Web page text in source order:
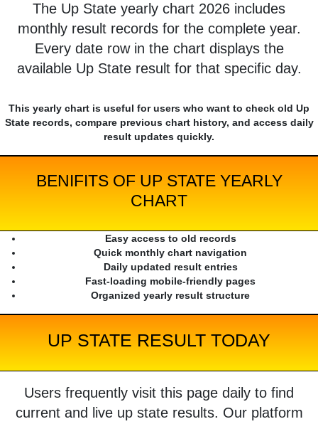
The Up State yearly chart 2026 includes
monthly result records for the complete year.
Every date row in the chart displays the
available Up State result for that specific day.
This yearly chart is useful for users who want to check old Up
State records, compare previous chart history, and access daily
result updates quickly.
BENIFITS OF UP STATE YEARLY
CHART
Easy access to old records
Quick monthly chart navigation
Daily updated result entries
Fast-loading mobile-friendly pages
Organized yearly result structure
UP STATE RESULT TODAY
Users frequently visit this page daily to find
current and live up state results. Our platform